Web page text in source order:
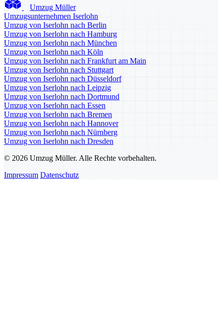
Umzug Müller
Umzugsunternehmen Iserlohn
Umzug von Iserlohn nach Berlin
Umzug von Iserlohn nach Hamburg
Umzug von Iserlohn nach München
Umzug von Iserlohn nach Köln
Umzug von Iserlohn nach Frankfurt am Main
Umzug von Iserlohn nach Stuttgart
Umzug von Iserlohn nach Düsseldorf
Umzug von Iserlohn nach Leipzig
Umzug von Iserlohn nach Dortmund
Umzug von Iserlohn nach Essen
Umzug von Iserlohn nach Bremen
Umzug von Iserlohn nach Hannover
Umzug von Iserlohn nach Nürnberg
Umzug von Iserlohn nach Dresden
© 2026 Umzug Müller. Alle Rechte vorbehalten.
Impressum Datenschutz